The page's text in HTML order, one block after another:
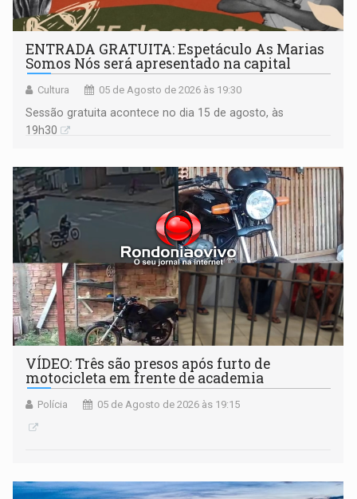
ENTRADA GRATUITA: Espetáculo As Marias
Somos Nós será apresentado na capital
Cultura 05 de Agosto de 2026 às 19:30
Sessão gratuita acontece no dia 15 de agosto, às
19h30
VÍDEO: Três são presos após furto de
motocicleta em frente de academia
Polícia 05 de Agosto de 2026 às 19:15